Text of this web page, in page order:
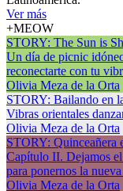
Ver más
+MEOW
STORY: The Sun is
Un día de picnic
reconectarte con tu
Olivia Meza de la Orta
STORY: Bailando en
Vibras orientales
Olivia Meza de la Orta
STORY: Quinceañera
Capítulo II. Dejamos
para ponernos la
Olivia Meza de la Orta